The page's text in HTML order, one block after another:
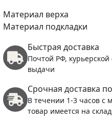
Материал верха
Материал подкладки
Быстрая доставка
Почтой РФ,
выдачи
Срочная доставка
В течении 1-3 часов с
товар имеется на